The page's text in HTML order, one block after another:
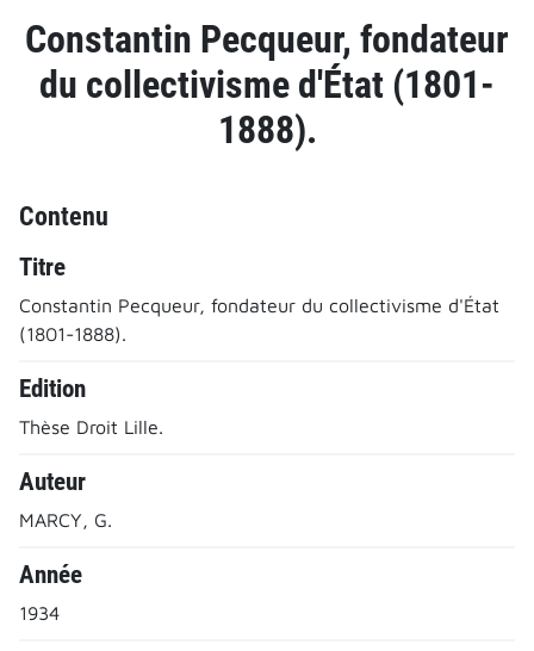
Constantin Pecqueur, fondateur
du collectivisme d'État (1801-
1888).
Contenu
Titre
Constantin Pecqueur, fondateur du collectivisme d'État
(1801-1888).
Edition
Thèse Droit Lille.
Auteur
MARCY, G.
Année
1934